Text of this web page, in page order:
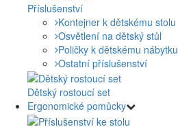
Příslušenství
Kontejner k dětskému stolu
Osvětlení na dětský stůl
Poličky k dětskému nábytku
Ostatní příslušenství
Dětský rostoucí set
Ergonomické pomůcky